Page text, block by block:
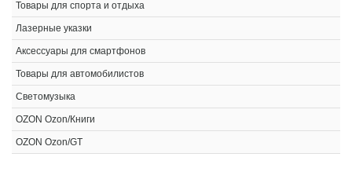
Товары для спорта и отдыха
Лазерные указки
Аксессуары для смартфонов
Товары для автомобилистов
Светомузыка
OZON Ozon/Книги
OZON Ozon/GT